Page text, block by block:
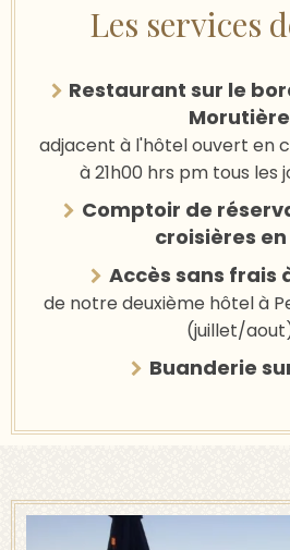
Les services
Restaurant sur le
adjacent à l'hôtel ouvert en
à 21h00 hrs pm tous les
Comptoir de
croisières
Accès sans frais
de notre deuxième hôtel à
(juillet/
Buanderie